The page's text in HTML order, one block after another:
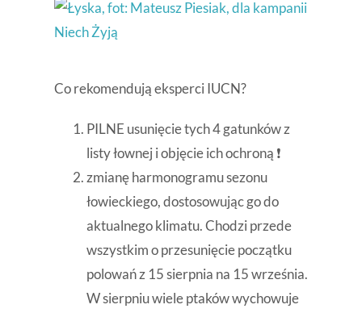
Co rekomendują eksperci IUCN?
PILNE usunięcie tych 4 gatunków z
listy łownej i objęcie ich ochroną ❗
zmianę harmonogramu sezonu
łowieckiego, dostosowując go do
aktualnego klimatu. Chodzi przede
wszystkim o przesunięcie początku
polowań z 15 sierpnia na 15 września.
W sierpniu wiele ptaków wychowuje